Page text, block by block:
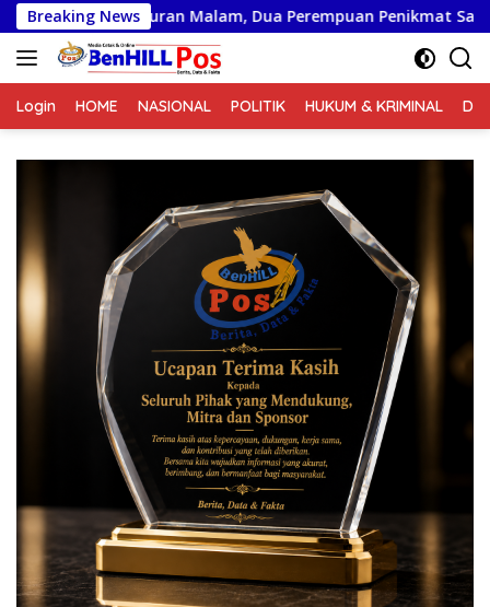
Langsung
ke
konten
Breaking News
Malam, Dua Perempuan Penikmat Sabu Menangis Saat
Login HOME NASIONAL POLITIK HUKUM & KRIMINAL